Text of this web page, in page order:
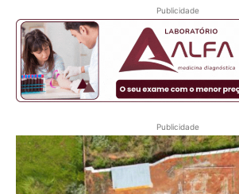
Publicidade
Publicidade